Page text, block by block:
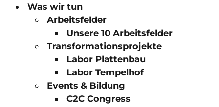
Was wir tun
Arbeitsfelder
Unsere 10 Arbeitsfelder
Transformationsprojekte
Labor Plattenbau
Labor Tempelhof
Events & Bildung
C2C Congress